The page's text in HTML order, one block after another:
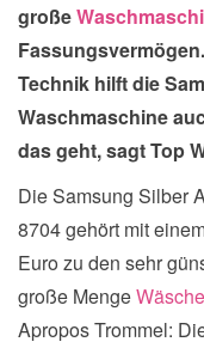
große
Technik hilft die
Waschmaschine
das geht, sagt Top
Die Samsung Silber
8704 gehört mit
Euro zu den sehr
große MengeWäsche
Apropos Trommel: